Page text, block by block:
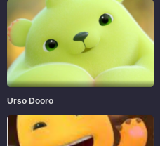
Urso Dooro